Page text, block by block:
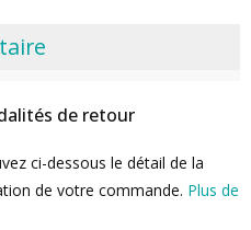
de retour
ci-dessous le détail de la
de votre commande. Plus de